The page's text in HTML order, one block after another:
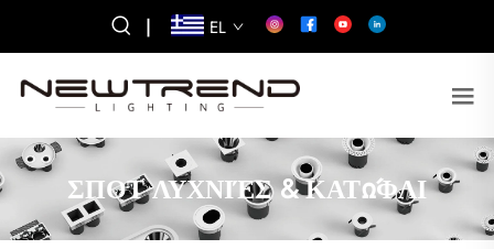
| EL
ΣΠΟΤ ΛΥΧΝΙΈΣ & ΚΑΤΏΦΛΙ